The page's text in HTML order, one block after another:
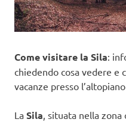
Come visitare la Sila:
chiedendo cosa vedere e
vacanze presso
La Sila , situata nella